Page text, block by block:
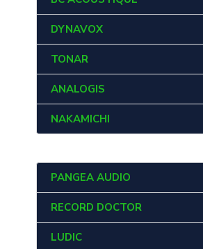
DYNAVOX
TONAR
ANALOGIS
NAKAMICHI
PANGEA AUDIO
RECORD DOCTOR
LUDIC